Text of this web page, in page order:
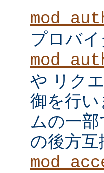
プロバ
や リク
御を行
ムの一
の後方